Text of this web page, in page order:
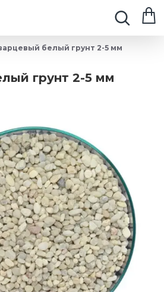
белый грунт 2-5 мм
грунт 2-5 мм